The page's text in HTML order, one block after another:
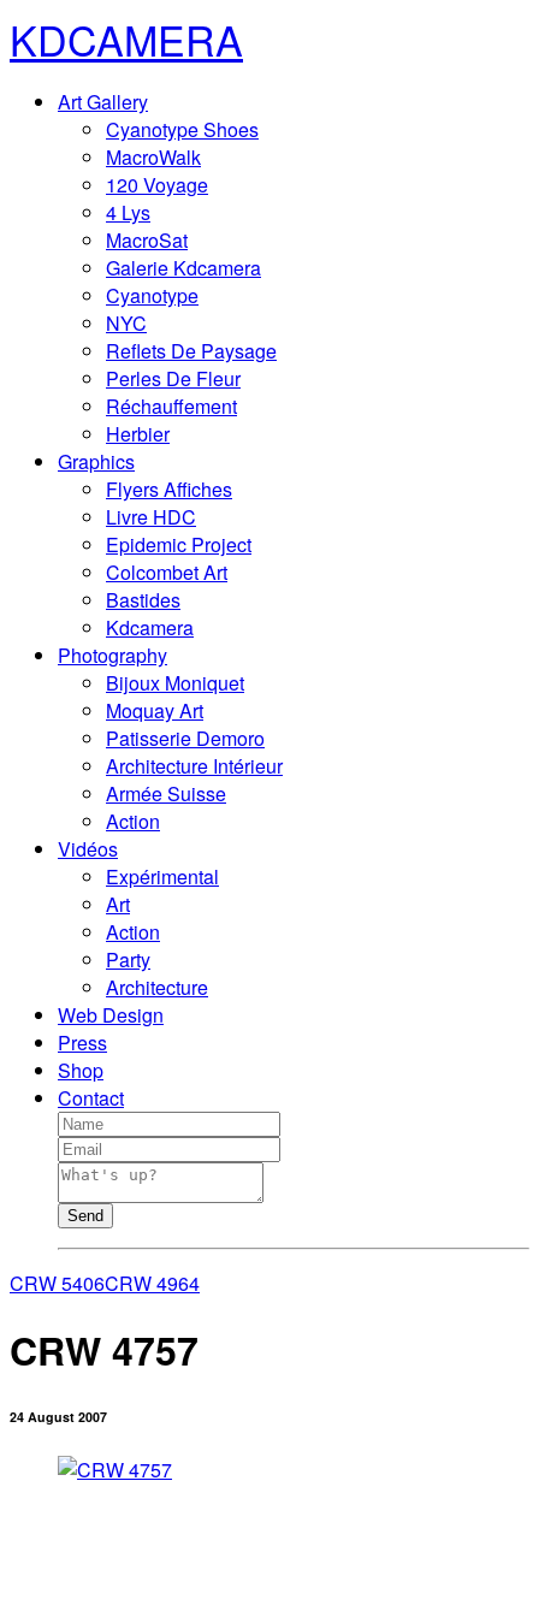
KDCAMERA
Art Gallery
Cyanotype Shoes
MacroWalk
120 Voyage
4 Lys
MacroSat
Galerie Kdcamera
Cyanotype
NYC
Reflets De Paysage
Perles De Fleur
Réchauffement
Herbier
Graphics
Flyers Affiches
Livre HDC
Epidemic Project
Colcombet Art
Bastides
Kdcamera
Photography
Bijoux Moniquet
Moquay Art
Patisserie Demoro
Architecture Intérieur
Armée Suisse
Action
Vidéos
Expérimental
Art
Action
Party
Architecture
Web Design
Press
Shop
Contact
Send
CRW 5406CRW 4964
CRW 4757
24 August 2007